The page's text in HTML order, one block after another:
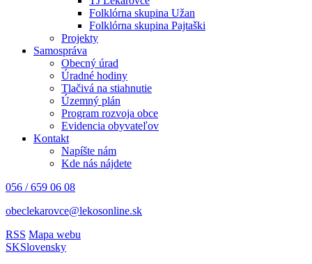
Folklórna skupina Užan
Folklórna skupina Pajtaški
Projekty
Samospráva
Obecný úrad
Úradné hodiny
Tlačivá na stiahnutie
Územný plán
Program rozvoja obce
Evidencia obyvateľov
Kontakt
Napíšte nám
Kde nás nájdete
056 / 659 06 08
obeclekarovce@lekosonline.sk
RSS Mapa webu
SKSlovensky